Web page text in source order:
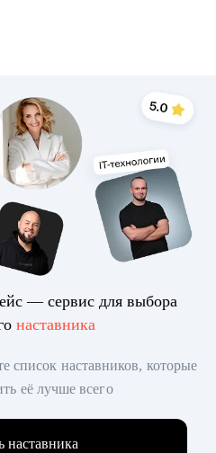
— сервис для выбора
наставника
список наставников, которые
её лучше всего
наставника